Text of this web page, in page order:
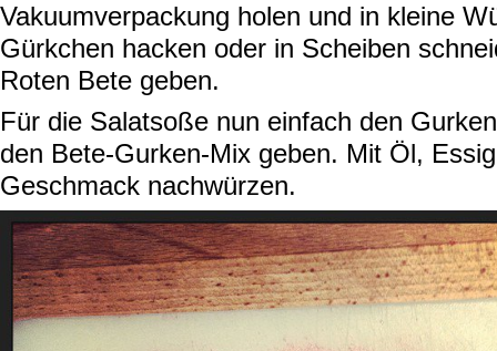
Vakuumverpackung holen und in kleine
Gürkchen hacken oder in Scheiben
Roten Bete geben.
Für die Salatsoße nun einfach den
den Bete-Gurken-Mix geben. Mit Öl,
Geschmack nachwürzen.